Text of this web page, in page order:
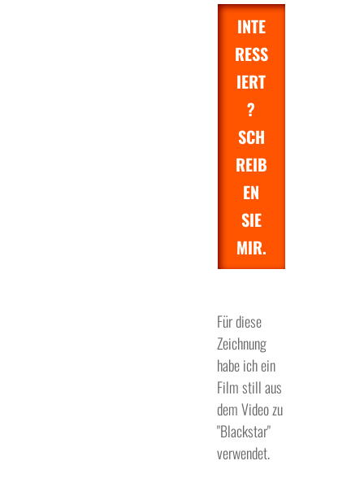
INTE
RESS
IERT
?
SCH
REIB
EN
SIE
MIR.
Für diese
Zeichnung
habe ich ein
Film still aus
dem Video zu
"Blackstar"
verwendet.